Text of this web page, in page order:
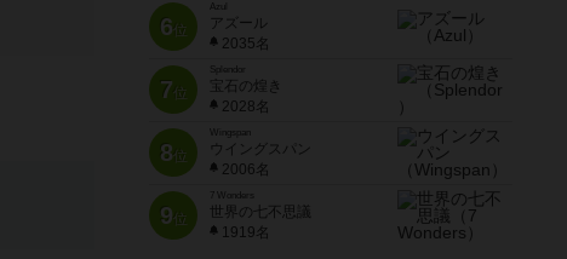
6位
Azul
アズール
2035名
7位
宝石の煌き
2028名
8位
Wingspan
ウイングスパン
2006名
9位
7 Wonders
世界の七不思議
1919名